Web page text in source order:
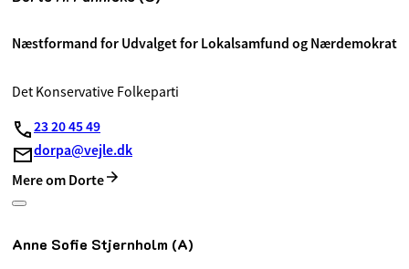
Næstformand for Udvalget for Lokalsamfund og Nærdemokrat
Det Konservative Folkeparti
23 20 45 49
dorpa@vejle.dk
Mere om Dorte
Anne Sofie Stjernholm (A)